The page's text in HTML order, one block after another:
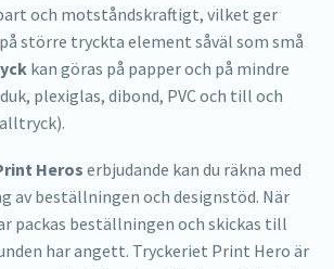
och motståndskraftigt, vilket ger
större tryckta element såväl som små
kan göras på papper och på mindre
plexiglas, dibond, PVC och till och
Heros erbjudande kan du räkna med
av beställningen och designstöd. När
packas beställningen och skickas till
har angett. Tryckeriet Print Hero är